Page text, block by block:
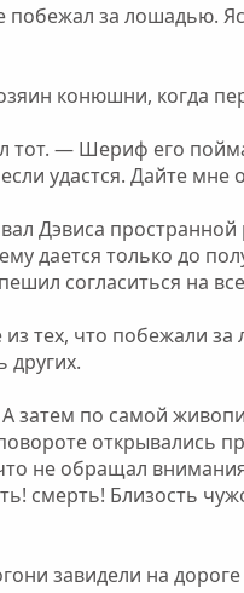
за лошадью.
конюшни, когда
— Шериф его
удастся. Дайте
Дэвиса
дается только до
согласиться на
из тех, что побежали
других.
затем по самой
открывались
не обращал
смерть! Близость
завидели на